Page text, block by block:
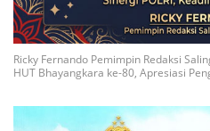
Ricky Fernando Pemimpin Redaksi
HUT Bhayangkara ke-80, Apresiasi